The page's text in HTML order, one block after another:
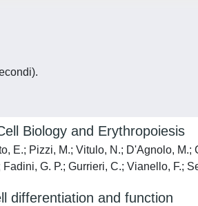
Biology and Erythropoiesis
E.; Pizzi, M.; Vitulo, N.; D'Agnolo,
G. P.; Gurrieri, C.; Vianello, F.;
differentiation and function